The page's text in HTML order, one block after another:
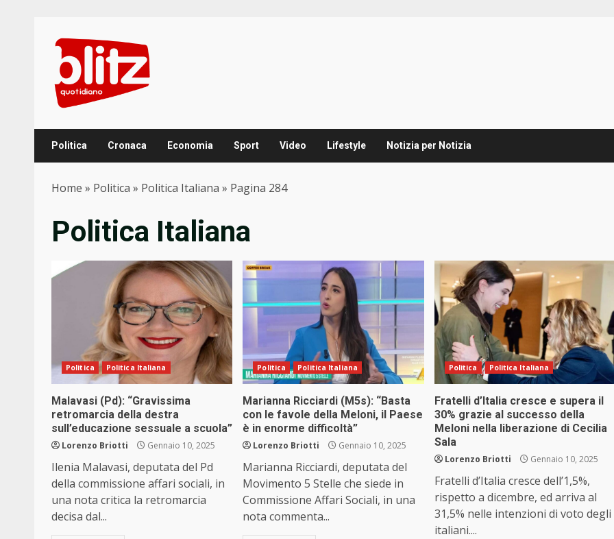
content
Politica Cronaca Economia Sport Video Lifestyle Notizia per Notizia
Home » Politica » Politica Italiana » Pagina 284
Politica Italiana
Politica Politica Italiana
Malavasi (Pd): “Gravissima
retromarcia della destra
sull’educazione sessuale a scuola”
Lorenzo Briotti Gennaio 10, 2025
Ilenia Malavasi, deputata del Pd
della commissione affari sociali, in
una nota critica la retromarcia
decisa dal...
Politica Politica Italiana
Marianna Ricciardi (M5s): “Basta
con le favole della Meloni, il Paese
è in enorme difficoltà”
Lorenzo Briotti Gennaio 10, 2025
Marianna Ricciardi, deputata del
Movimento 5 Stelle che siede in
Commissione Affari Sociali, in una
nota commenta...
Politica Politica Italiana
Fratelli d’Italia cresce e supera il
30% grazie al successo della
Meloni nella liberazione di Cecilia
Sala
Lorenzo Briotti Gennaio 10, 2025
Fratelli d’Italia cresce dell’1,5%,
rispetto a dicembre, ed arriva al
31,5% nelle intenzioni di voto degli
italiani....